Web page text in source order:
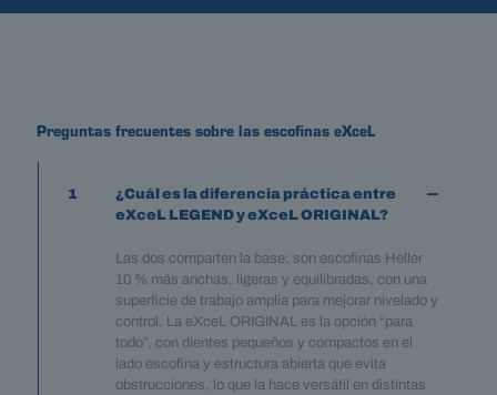
Preguntas frecuentes sobre las escofinas eXceL
1
¿Cuál es la diferencia práctica entre
eXceL LEGEND y eXceL ORIGINAL?
Las dos comparten la base: son escofinas Heller
10 % más anchas, ligeras y equilibradas, con una
superficie de trabajo amplia para mejorar nivelado y
control. La eXceL ORIGINAL es la opción “para
todo”, con dientes pequeños y compactos en el
lado escofina y estructura abierta que evita
obstrucciones, lo que la hace versátil en distintas